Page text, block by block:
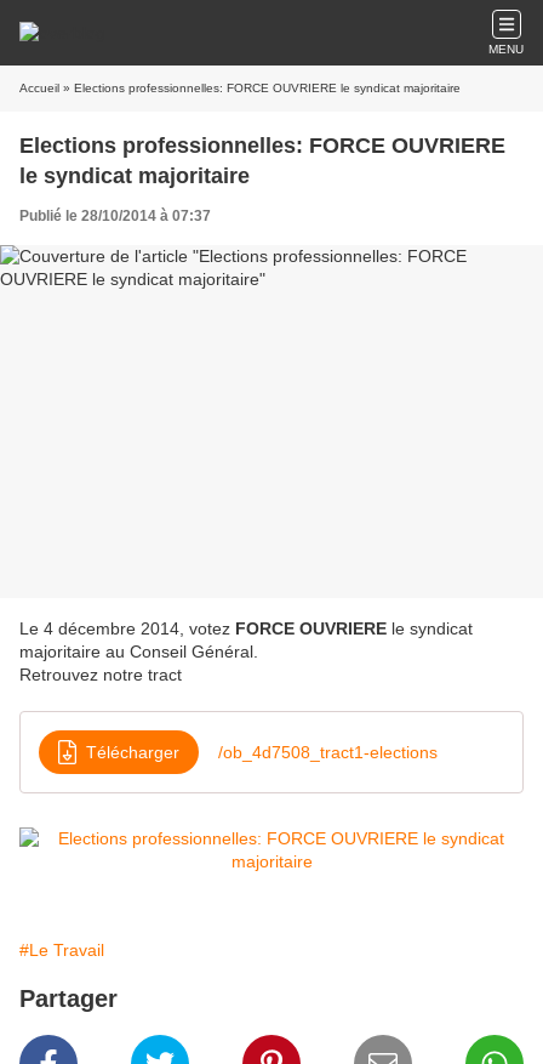
MENU
Accueil » Elections professionnelles: FORCE OUVRIERE le syndicat majoritaire
Elections professionnelles: FORCE OUVRIERE
le syndicat majoritaire
Publié le 28/10/2014 à 07:37
Le 4 décembre 2014, votez FORCE OUVRIERE le syndicat
majoritaire au Conseil Général.
Retrouvez notre tract
Télécharger /ob_4d7508_tract1-elections
#Le Travail
Partager